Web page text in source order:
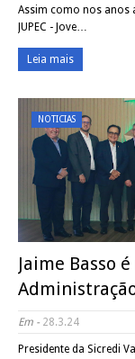
Assim como nos anos
JUPEC - Jove…
Leia mais
NOTICIAS
Jaime Basso
Em - 28.3.24
Presidente da Sicredi